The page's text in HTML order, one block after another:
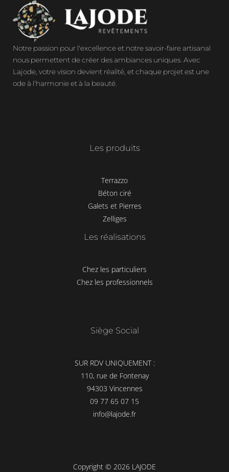
Notre passion pour l'excellence et notre savoir-faire artisanal
nous permettent de créer des ambiances uniques. Avec
Lajode, votre vision devient réalité, et chaque projet est une
ode à l'harmonie et à la beauté.
Les produits
Terrazzo
Béton ciré
Galets et Pierres
Zelliges
Les réalisations
Chez les particuliers
Chez les professionnels
Siège Social
SUR RDV UNIQUEMENT :
110, rue de Fontenay
94303 Vincennes
09 77 65 07 15
info@lajode.fr
Copyright © 2026 LAJODE